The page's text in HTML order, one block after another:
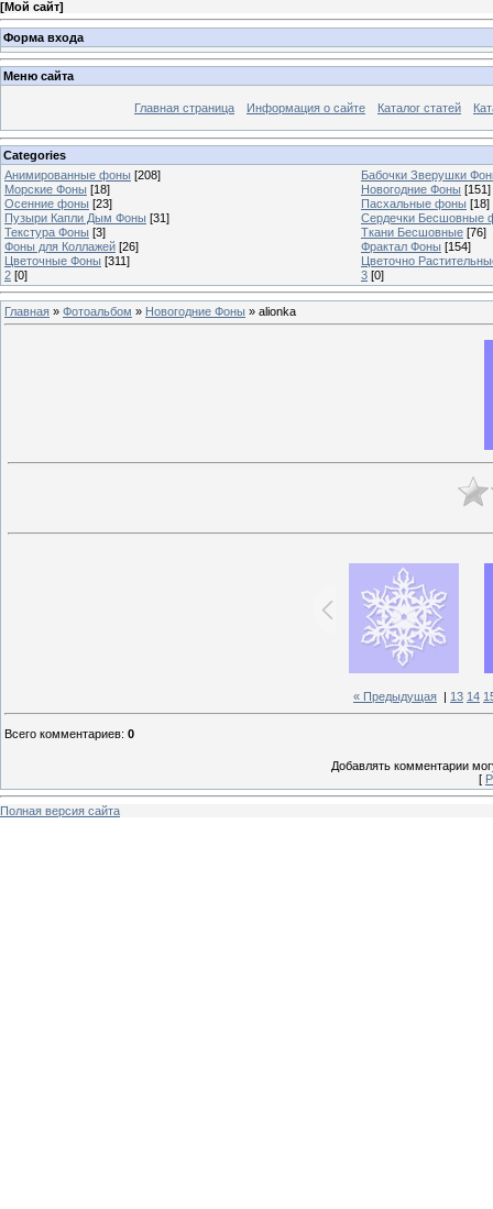
[Мой сайт]
Форма входа
Меню сайта
Главная страница Информация о сайте Каталог статей
Categories
Анимированные фоны [208]
Бабочки Зверушки
Морские Фоны [18] Новогодние Фоны [151]
Осенние фоны [23] Пасхальные фоны [18]
Пузыри Капли Дым Фоны [31]
Сердечки Бесшовные
Текстура Фоны [3] Ткани Бесшовные [76]
Фоны для Коллажей [26] Фрактал Фоны [154]
Цветочные Фоны [311]
Цветочно
2 [0] 3 [0]
Главная » Фотоальбом » Новогодние Фоны » alionka
« Предыдущая 13 14
Всего комментариев: 0
Добавлять комментарии
[
Полная версия сайта